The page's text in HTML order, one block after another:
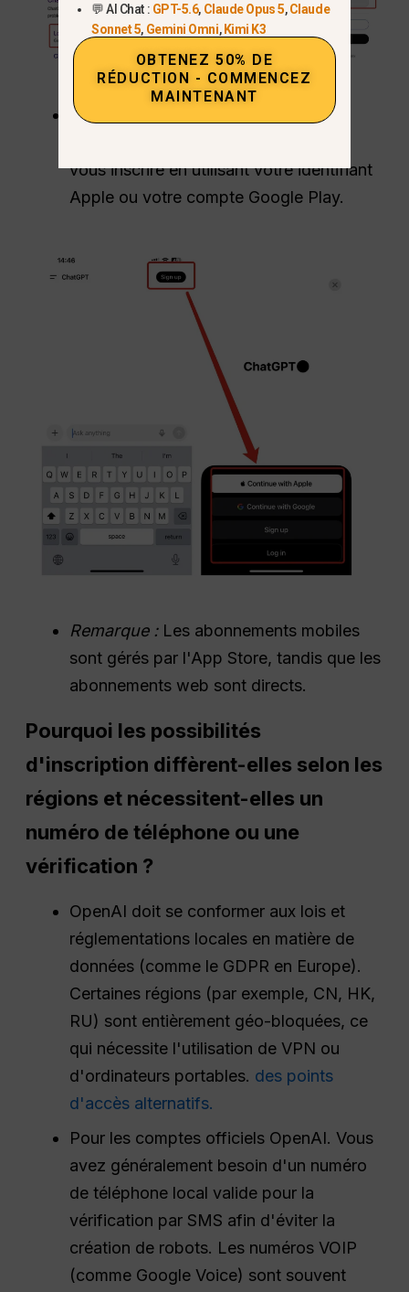
Mobile :
Téléchargez l'application
vous inscrire en utilisant votre identifiant
Apple ou votre compte Google Play.
Remarque :Les abonnements mobiles
sont gérés par l'App Store, tandis que les
abonnements web sont directs.
Pourquoi les possibilités
d'inscription diffèrent-elles selon les
régions et nécessitent-elles un
numéro de téléphone ou une
vérification ?
OpenAI doit se conformer aux lois et
réglementations locales en matière de
données (comme le GDPR en Europe).
Certaines régions (par exemple, CN, HK,
RU) sont entièrement géo-bloquées, ce
qui nécessite l'utilisation de VPN ou
d'ordinateurs portables. des points
d'accès alternatifs.
Pour les comptes officiels OpenAI. Vous
avez généralement besoin d'un numéro
de téléphone local valide pour la
vérification par SMS afin d'éviter la
création de robots. Les numéros VOIP
(comme Google Voice) sont souvent
💬 AI Chat : GPT-5.6, Claude Opus 5,Claude
Sonnet 5, Gemini Omni, Kimi K3
OBTENEZ 50% DE
RÉDUCTION - COMMENCEZ
MAINTENANT